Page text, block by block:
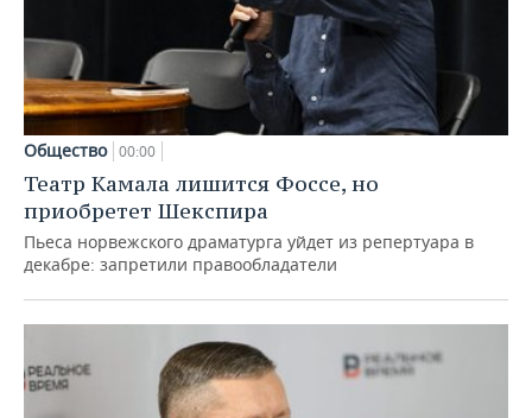
Общество 00:00
Театр Камала лишится Фоссе, но
приобретет Шекспира
Пьеса норвежского драматурга уйдет из репертуара в
декабре: запретили правообладатели